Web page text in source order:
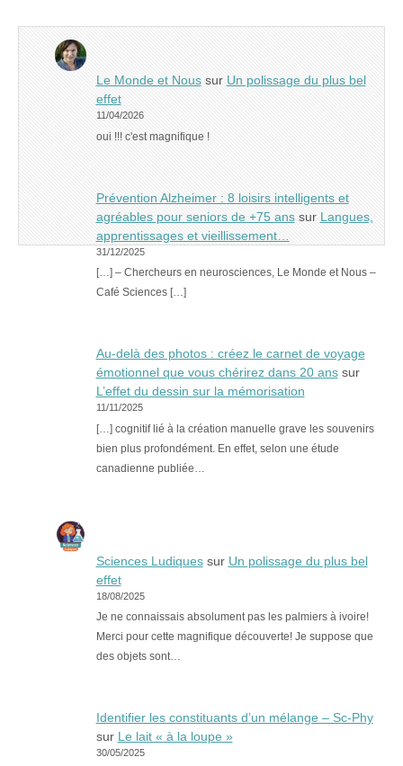
Le Monde et Noussur Un polissage du plus bel
effet
11/04/2026
oui !!! c'est magnifique !
Prévention Alzheimer : 8 loisirs intelligents et
agréables pour seniors de +75 anssur Langues,
apprentissages et vieillissement…
31/12/2025
[…] – Chercheurs en neurosciences, Le Monde et Nous –
Café Sciences […]
Au-delà des photos : créez le carnet de voyage
émotionnel que vous chérirez dans 20 anssur
L’effet du dessin sur la mémorisation
11/11/2025
[…] cognitif lié à la création manuelle grave les souvenirs
bien plus profondément. En effet, selon une étude
canadienne publiée…
Sciences Ludiquessur Un polissage du plus bel
effet
18/08/2025
Je ne connaissais absolument pas les palmiers à ivoire!
Merci pour cette magnifique découverte! Je suppose que
des objets sont…
Identifier les constituants d’un mélange – Sc-Phy
sur Le lait « à la loupe »
30/05/2025